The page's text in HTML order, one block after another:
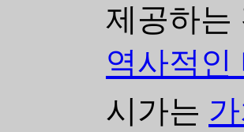
제공하는
역사적인
시가는